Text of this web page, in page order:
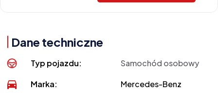
Dane techniczne
Typ pojazdu: Samochód osobowy
Marka: Mercedes-Benz